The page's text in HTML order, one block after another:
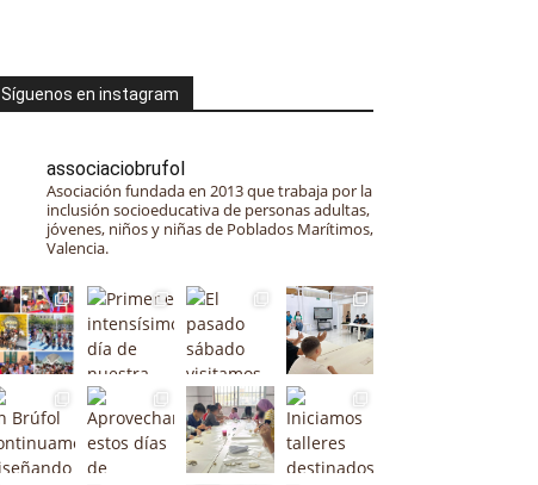
Síguenos en instagram
associaciobrufol
Asociación fundada en 2013 que trabaja por la
inclusión socioeducativa de personas adultas,
jóvenes, niños y niñas de Poblados Marítimos,
Valencia.